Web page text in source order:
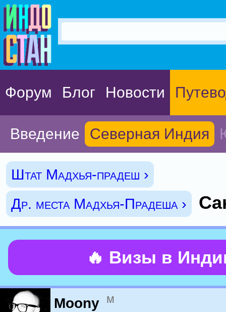
Форум Блог Новости
Введение Северная Индия
Штат Мадхья-прадеш ›
Др. места Мадхья-Прадеша ›
🔥 Визы в
Moony м